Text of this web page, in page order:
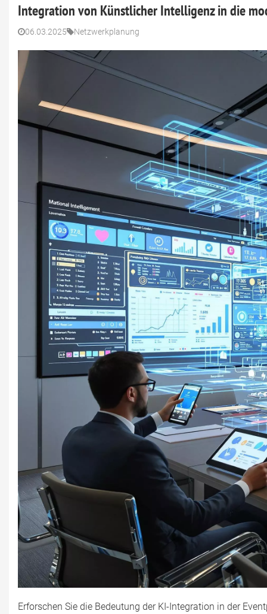
Integration von Künstlicher Intelligenz in die
06.03.2025 Netzwerkplanung
Erforschen Sie die Bedeutung der KI-Integration in der